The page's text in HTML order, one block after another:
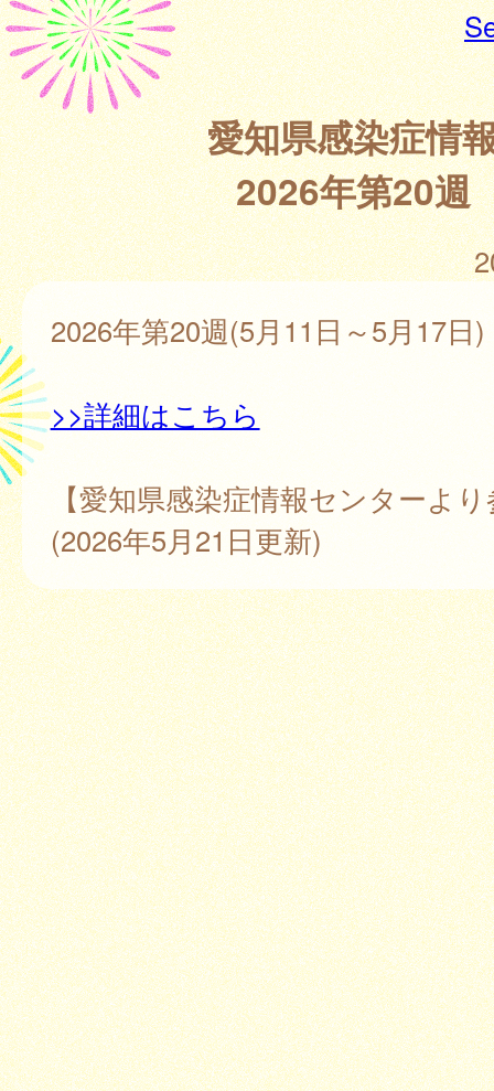
愛知県感染症情
2026年第20週
2026年第20週(5月11日～5月17日)
>>詳細はこちら
【愛知県感染症情報センターよ
(2026年5月21日更新)